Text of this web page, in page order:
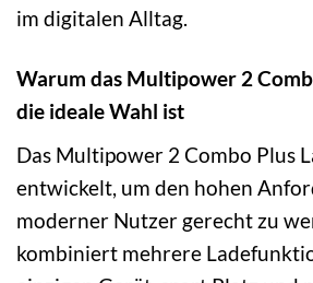
im digitalen Alltag.
Warum das Multipower 2
die ideale Wahl ist
Das Multipower 2 Combo Plus
entwickelt, um den hohen
moderner Nutzer gerecht zu
kombiniert mehrere